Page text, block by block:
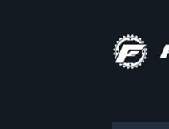
Vai
alla
Vai
al